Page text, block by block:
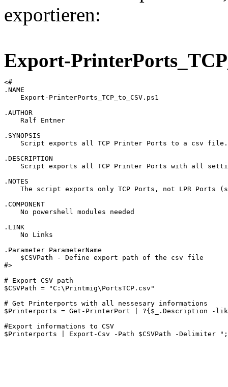
exportieren:
Export-
<#
.NAME
    Export-PrinterPorts_TCP_to_CSV.ps1
.AUTHOR
    Ralf Entner
.SYNOPSIS
    Script exports all TCP Printer Ports to a csv file.
.DESCRIPTION
Script exports all TCP Printer Ports with all
.NOTES
The script exports only TCP Ports, not LPR Ports
.COMPONENT
    No powershell modules needed
.LINK
    No Links
.Parameter ParameterName
    $CSVPath - Define export path of the csv file
#>
# Export CSV path
$CSVPath = "C:\Printmig\PortsTCP.csv"
# Get Printerports with all nessesary informations
$Printerports = Get-PrinterPort | ?{$_.Description -like
#Export informations to CSV
$Printerports | Export-Csv -Path $CSVPath -Delimiter